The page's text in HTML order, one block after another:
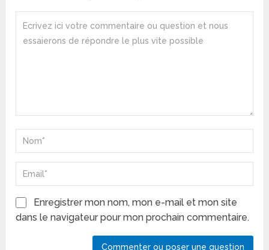
Enregistrer mon nom, mon e-mail et mon site
dans le navigateur pour mon prochain commentaire.